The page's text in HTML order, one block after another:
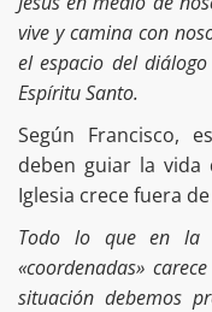
vive y camina con
el espacio del
Espíritu Santo.
Según Francisco,
deben guiar la
Iglesia crece fuera
Todo lo que en la
«coordenadas»
situación debemos